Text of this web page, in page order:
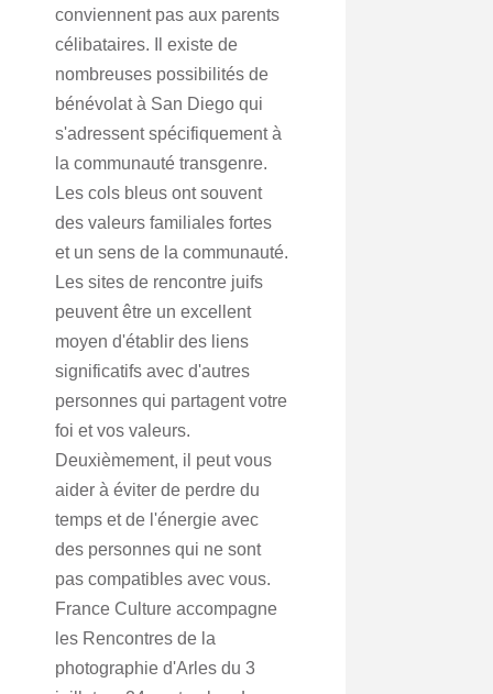
conviennent pas aux parents
célibataires. Il existe de
nombreuses possibilités de
bénévolat à San Diego qui
s'adressent spécifiquement à
la communauté transgenre.
Les cols bleus ont souvent
des valeurs familiales fortes
et un sens de la communauté.
Les sites de rencontre juifs
peuvent être un excellent
moyen d'établir des liens
significatifs avec d'autres
personnes qui partagent votre
foi et vos valeurs.
Deuxièmement, il peut vous
aider à éviter de perdre du
temps et de l'énergie avec
des personnes qui ne sont
pas compatibles avec vous.
France Culture accompagne
les Rencontres de la
photographie d'Arles du 3